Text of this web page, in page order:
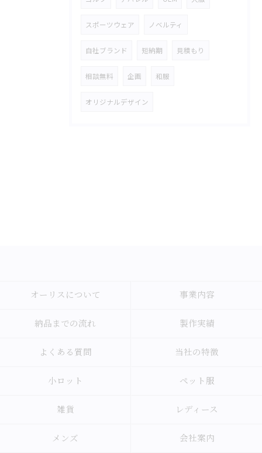
スポーツウェア ノベルティ
自社ブランド 短納期 見積もり
相談無料 企画 和服
オリジナルデザイン
オーリスについて 事業内容
納品までの流れ 製作実績
よくある質問 当社の特徴
小ロット ペット服
雑貨 レディース
メンズ 会社案内